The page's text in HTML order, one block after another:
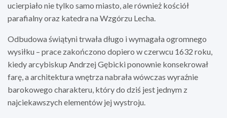
ucierpiało nie tylko samo miasto, ale również kościół
parafialny oraz katedra na Wzgórzu Lecha.
Odbudowa świątyni trwała długo i wymagała ogromnego
wysiłku – prace zakończono dopiero w czerwcu 1632 roku,
kiedy arcybiskup Andrzej Gębicki ponownie konsekrował
farę, a architektura wnętrza nabrała wówczas wyraźnie
barokowego charakteru, który do dziś jest jednym z
najciekawszych elementów jej wystroju.